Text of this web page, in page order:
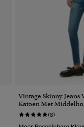
Vintage Skinny Jeans
Katoen Met
(8)